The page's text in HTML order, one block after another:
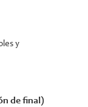
y
de final)